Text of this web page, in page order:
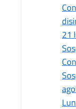
21